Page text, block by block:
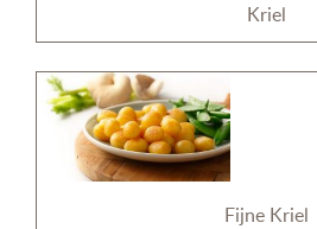
Kriel
Fijne Kriel